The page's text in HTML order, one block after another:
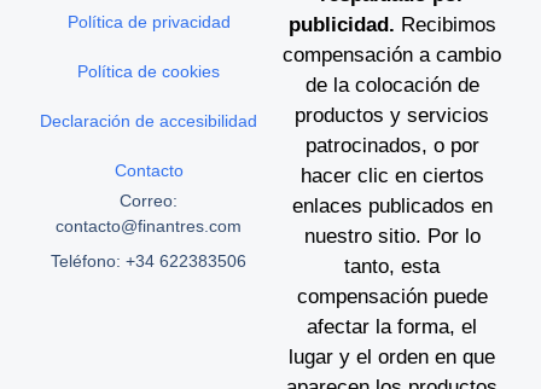
publicidad. Recibimos
compensación a cambio
de la colocación de
productos y servicios
patrocinados, o por
hacer clic en ciertos
enlaces publicados en
nuestro sitio. Por lo
tanto, esta
compensación puede
afectar la forma, el
lugar y el orden en que
Política de privacidad
Política de cookies
Declaración de accesibilidad
Contacto
Correo:
contacto@finantres.com
Teléfono: +34 622383506